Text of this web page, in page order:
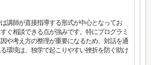
講師が直接指導する形式が中心となってお
ぐ相談できる点が強みです。特にプログラミ
や考え方の整理が重要になるため、対話を通
環境は、独学で起こりやすい挫折を防ぐ助け